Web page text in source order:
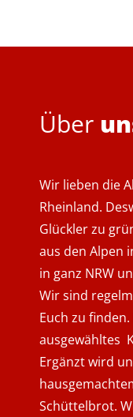
Über
Wir lieben die
Rheinland.
Glückler zu
aus den Alpen
in ganz NRW
Wir sind
Euch zu
ausgewähltes
Ergänzt wird
Schüttelbrot.